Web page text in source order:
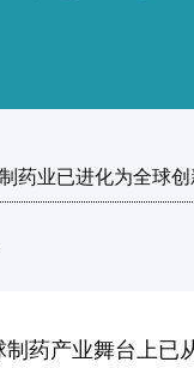
药业已进化为全球
药产业舞台上已